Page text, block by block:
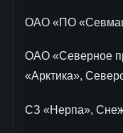
ОАО «ПО
ОАО «Северное
«Арктика»,
СЗ «Нерпа»,